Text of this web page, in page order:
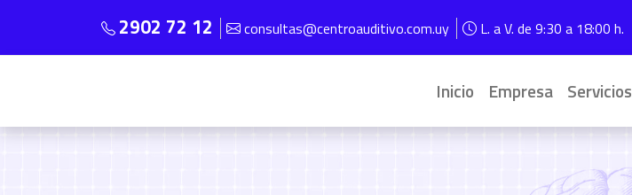
2902 72 12 consultas@centroauditivo.com.uy L. a V. de 9:30 a 18:00 h.
Navegación principal
Inicio Empresa Servicios